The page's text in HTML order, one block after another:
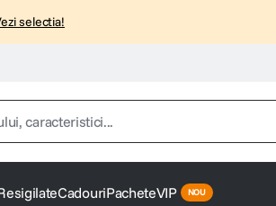
selectia!
CadouriPacheteVIP